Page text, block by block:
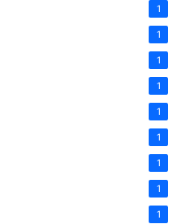
1
1
1
1
1
1
1
1
1